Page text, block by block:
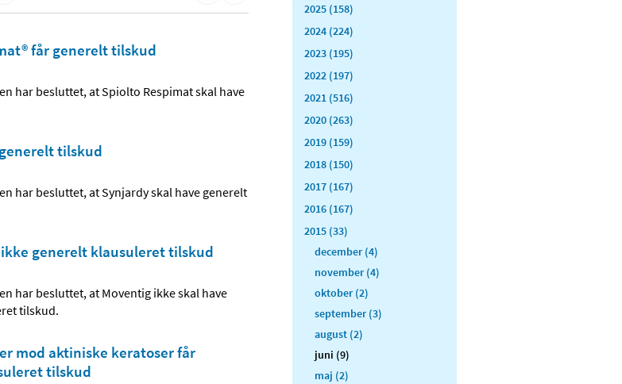
får generelt tilskud
har besluttet, at Spiolto Respimat skal have
tilskud
har besluttet, at Synjardy skal have generelt
generelt klausuleret tilskud
har besluttet, at Moventig ikke skal have
tilskud.
mod aktiniske keratoser får
tilskud
2025 (158)
2024 (224)
2023 (195)
2022 (197)
2021 (516)
2020 (263)
2019 (159)
2018 (150)
2017 (167)
2016 (167)
2015 (33)
december (4)
november (4)
oktober (2)
september (3)
august (2)
juni (9)
maj (2)